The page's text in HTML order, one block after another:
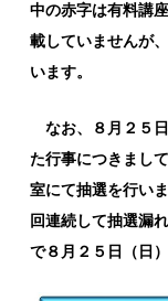
中の赤字は有料講
載していませんが
います。
なお、８月２５
た行事につきまし
室にて抽選を行い
回連続して抽選漏
で８月２５日（日